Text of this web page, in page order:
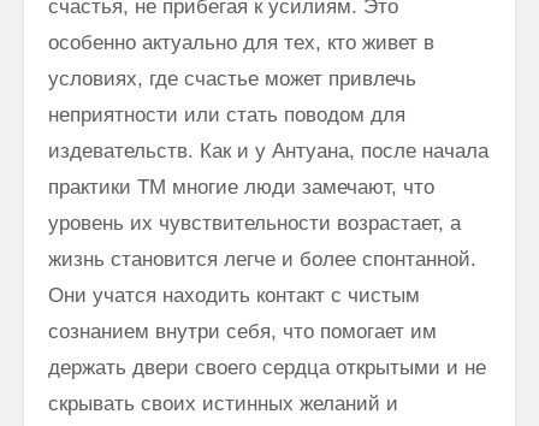
счастья, не прибегая к усилиям. Это
особенно актуально для тех, кто живет в
условиях, где счастье может привлечь
неприятности или стать поводом для
издевательств. Как и у Антуана, после начала
практики ТМ многие люди замечают, что
уровень их чувствительности возрастает, а
жизнь становится легче и более спонтанной.
Они учатся находить контакт с чистым
сознанием внутри себя, что помогает им
держать двери своего сердца открытыми и не
скрывать своих истинных желаний и